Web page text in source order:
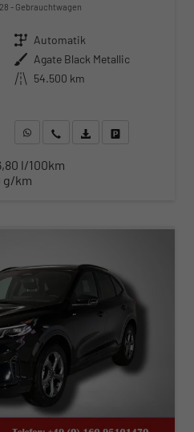
Gebrauchtwagen
Getriebe Automatik
Außenfarbe Agate Black Metallic
Kilometerstand 54.500 km
WhatsApp anfragen
Wir rufen Sie anFahrzeugexposé (PDF)
l/100km
g/km